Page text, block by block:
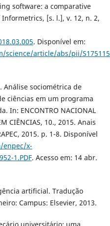
software: a comparative
[s. l.], v. 12, n. 2,
. Disponível em:
science/article/abs/pii/
Análise sociométrica de
ciências em um programa
In: ENCONTRO NACIONAL
CIÊNCIAS, 10., 2015. Anais
2015. p. 1-8. Disponível
enpec/x-
1.PDF. Acesso em: 14 abr.
artificial. Tradução
Campus: Elsevier, 2013.